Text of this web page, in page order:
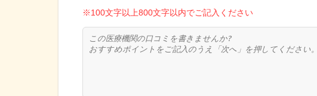
※100文字以上800文字以内でご記入ください